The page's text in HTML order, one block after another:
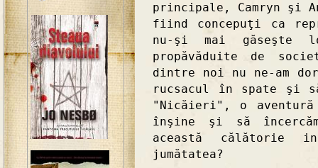
principale, Camryn şi
fiind concepuţi ca
nu-şi mai găseşte
propăvăduite de
dintre noi nu ne-am
rucsacul în spate şi
"Nicăieri", o
înşine şi să
această călătorie
jumătatea?